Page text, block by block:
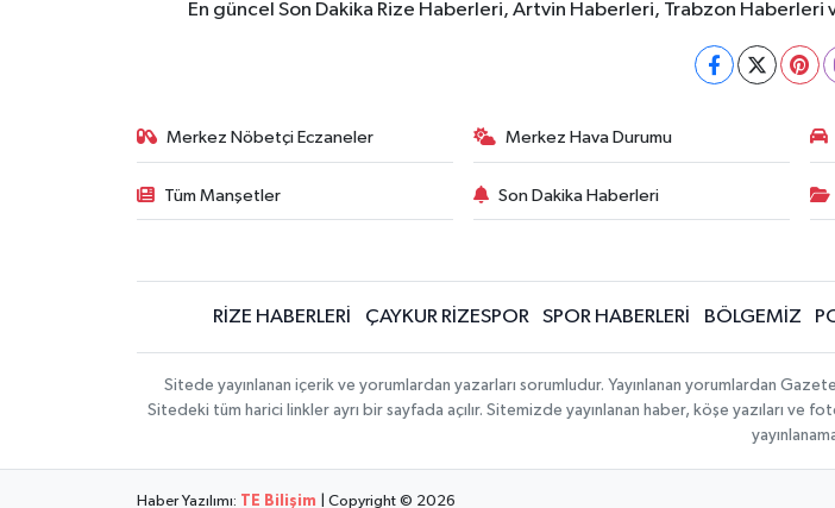
En güncel Son Dakika Rize Haberleri, Artvin Haberleri, Trabzon
Merkez Nöbetçi Eczaneler Merkez Hava Durumu
Tüm Manşetler Son Dakika Haberleri
RİZE HABERLERİ ÇAYKUR RİZESPOR SPOR HABERLERİ BÖLGEMİZ
Sitede yayınlanan içerik ve yorumlardan yazarları sorumludur. Yayınlanan yorumlardan
Sitedeki tüm harici linkler ayrı bir sayfada açılır. Sitemizde yayınlanan haber, köşe yazıları ve
Haber Yazılımı: TE Bilişim | Copyright © 2026